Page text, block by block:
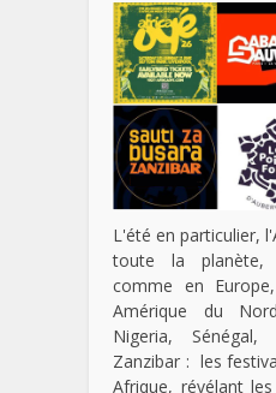
L'été en particulier,
toute la
comme en
Amérique du
Nigeria,
Zanzibar : les
Afrique, révélant